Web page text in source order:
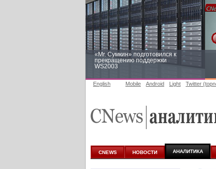
«Mr. Сумкин» подготовился к
прекращению поддержки
WS2003
аналитике
English Mobile Android Light Twitter
CNEWS НОВОСТИ АНАЛИТИКА